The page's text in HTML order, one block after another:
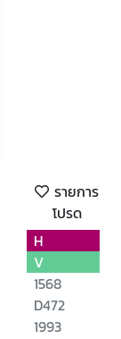
รายการ
โปรด
H
V
1568
D472
1993